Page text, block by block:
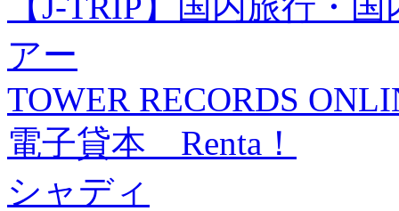
アー
TOWER RECORDS
電子貸本 Renta！
シャディ